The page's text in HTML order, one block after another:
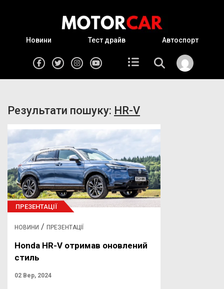
Новини Тест драйв Автоспорт
Результати пошуку: HR-V
ПРЕЗЕНТАЦІЇ
НОВИНИ / ПРЕЗЕНТАЦІЇ
Honda HR-V отримав оновлений
стиль
02 Вер, 2024